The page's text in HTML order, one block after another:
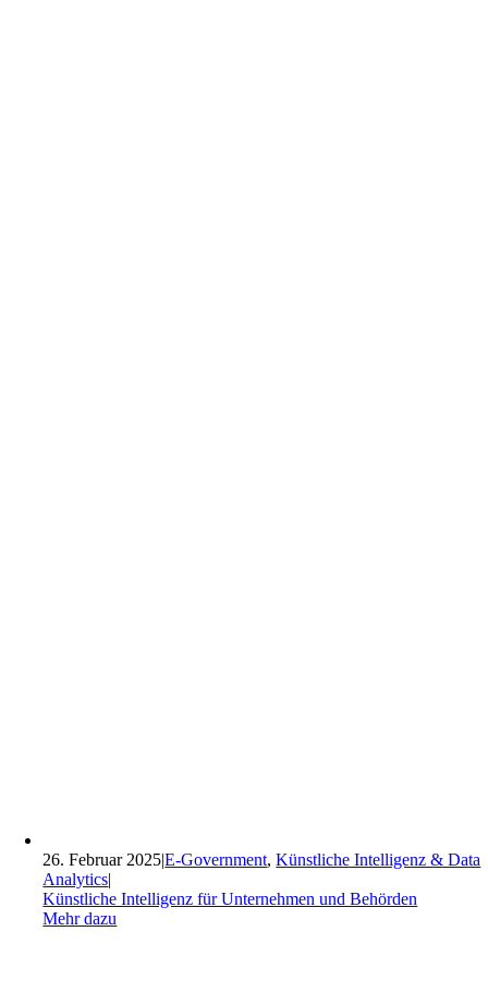
26. Februar 2025|E-Government,Künstliche Intelligenz & Data
Analytics|
Künstliche Intelligenz für Unternehmen und Behörden
Mehr dazu